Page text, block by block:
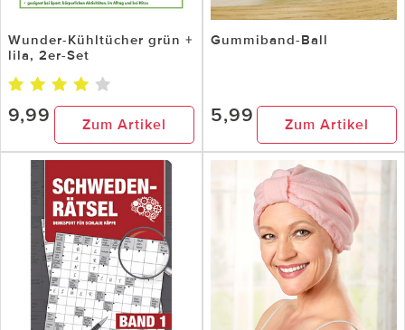
Wunder-Kühltücher grün +
lila, 2er-Set
9,99 Zum Artikel
Gummiband-Ball
5,99 Zum Artikel